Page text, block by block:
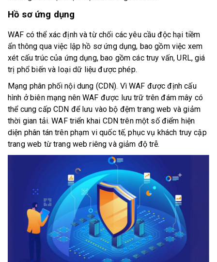
Hồ sơ ứng dụng
WAF có thể xác định và từ chối các yêu cầu độc hại tiềm
ẩn thông qua việc lập hồ sơ ứng dụng, bao gồm việc xem
xét cấu trúc của ứng dụng, bao gồm các truy vấn, URL, giá
trị phổ biến và loại dữ liệu được phép.
Mạng phân phối nội dung (CDN). Vì WAF được định cấu
hình ở biên mạng nên WAF được lưu trữ trên đám mây có
thể cung cấp CDN để lưu vào bộ đệm trang web và giảm
thời gian tải. WAF triển khai CDN trên một số điểm hiện
diện phân tán trên phạm vi quốc tế, phục vụ khách truy cập
trang web từ trang web riêng và giảm độ trễ.